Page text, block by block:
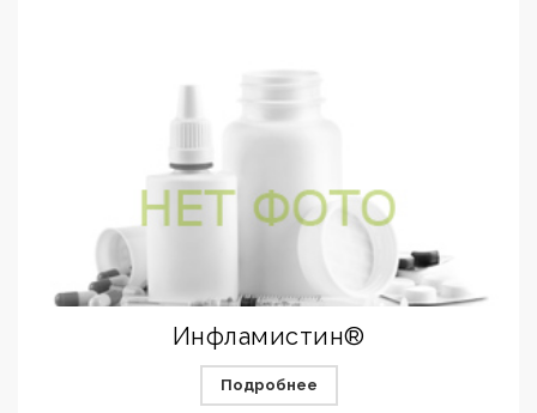
Инфламистин®
Подробнее